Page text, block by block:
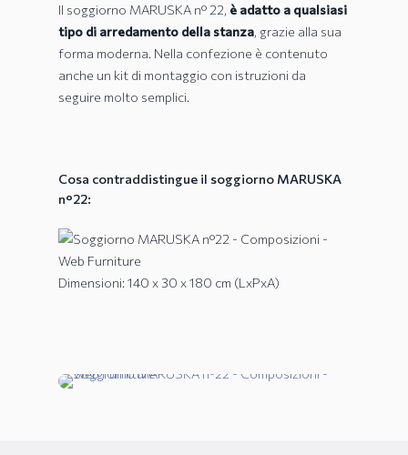
Il soggiorno MARUSKA n° 22, è adatto a qualsiasi
tipo di arredamento della stanza, grazie alla sua
forma moderna. Nella confezione è contenuto
anche un kit di montaggio con istruzioni da
seguire molto semplici.
Cosa contraddistingue il soggiorno MARUSKA
n°22:
Dimensioni: 140 x 30 x 180 cm (LxPxA)